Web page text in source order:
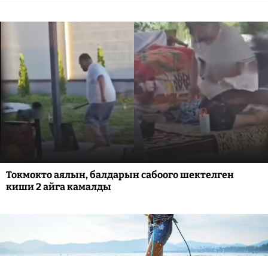
Токмокто аялын, балдарын сабоого шектелген
киши 2 айга камалды